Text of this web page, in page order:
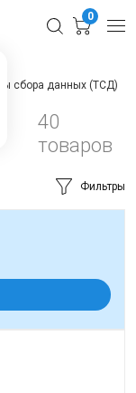
0
сбора данных (ТСД)
40
товаров
Фильтры